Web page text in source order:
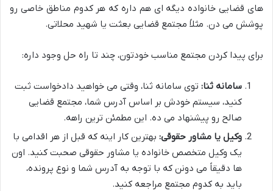
های قضایی خانواده دیگه ای هم داره که هر کدوم مناطق خاصی رو
پوشش می دن. مثلاً مجتمع قضایی بعثت یا شهید محلاتی.
برای پیدا کردن مجتمع مناسب خودتون، چند تا راه حل وجود داره:
سامانه ثنا: توی سامانه ثنا، وقتی می خواهید دادخواست ثبت
کنید، سیستم خودش بر اساس آدرس شما، مجتمع قضایی
صالح رو پیشنهاد می ده. این مطمئن ترین راهه.
وکیل یا مشاور حقوقی: بهترین کار اینه که قبل از هر اقدامی با
یک وکیل متخصص خانواده یا مشاور حقوقی صحبت کنید. اون
ها دقیقاً می دونن که با توجه به آدرس شما و نوع پرونده،
باید به کدوم مجتمع مراجعه کنید.